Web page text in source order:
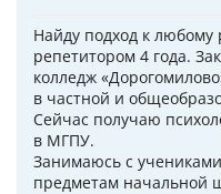
Найду подход к
репетитором 4 года.
колледж
в частной и
Сейчас получаю
в МГПУ.
Занимаюсь с
предметам начальной